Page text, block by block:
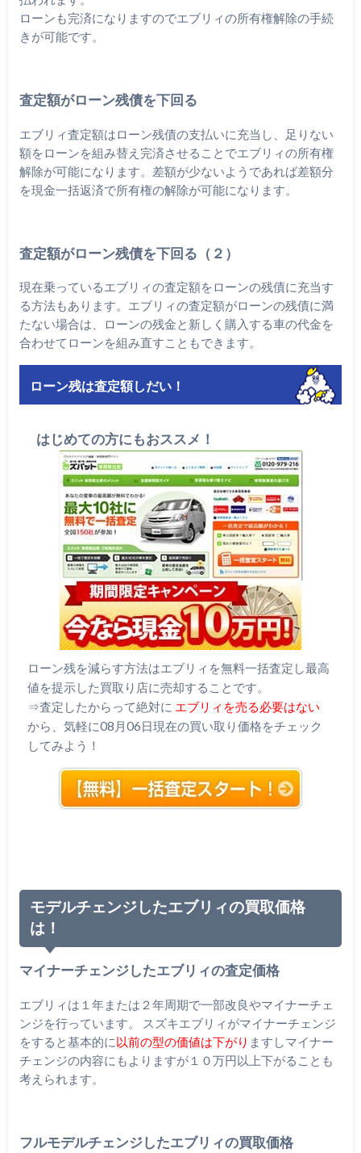
ローンも完済になりますのでエブリィの所有権解除の手続
きが可能です。
査定額がローン残債を下回る
エブリィ査定額はローン残債の支払いに充当し、足りない
額をローンを組み替え完済させることでエブリィの所有権
解除が可能になります。差額が少ないようであれば差額分
を現金一括返済で所有権の解除が可能になります。
査定額がローン残債を下回る（２）
現在乗っているエブリィの査定額をローンの残債に充当す
る方法もあります。エブリィの査定額がローンの残債に満
たない場合は、ローンの残金と新しく購入する車の代金を
合わせてローンを組み直すこともできます。
ローン残は査定額しだい！
はじめての方にもおススメ！
ローン残を減らす方法はエブリィを無料一括査定し最高
値を提示した買取り店に売却することです。
⇒査定したからって絶対に エブリィを売る必要はない
から、気軽に08月06日現在の買い取り価格をチェック
してみよう！
モデルチェンジしたエブリィの買取価格
は！
マイナーチェンジしたエブリィの査定価格
エブリィは１年または２年周期で一部改良やマイナーチェ
ンジを行っています。 スズキエブリィがマイナーチェンジ
をすると基本的に以前の型の価値は下がり ますしマイナー
チェンジの内容にもよりますが１０万円以上下がることも
考えられます。
フルモデルチェンジしたエブリィの買取価格